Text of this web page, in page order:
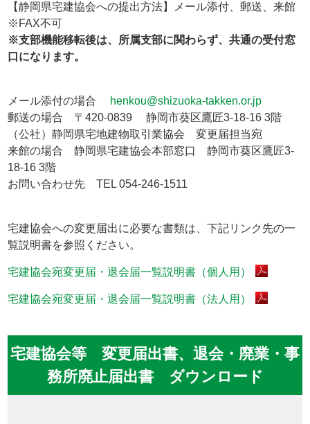
【静岡県宅建協会への提出方法】メール添付、郵送、来館
※FAX不可
※支部機能移転後は、所属支部に関わらず、共通の受付窓
口になります。
メール添付の場合
henkou@shizuoka-takken.or.jp
郵送の場合 〒420-0839 静岡市葵区鷹匠3-18-16 3階
（公社）静岡県宅地建物取引業協会 変更届担当宛
来館の場合 静岡県宅建協会本部窓口 静岡市葵区鷹匠3-
18-16 3階
お問い合わせ先 TEL 054-246-1511
宅建協会への変更届出に必要な書類は、下記リンク先の一
覧説明書を参照ください。
宅建協会宛変更届・退会届一覧説明書（個人用）
宅建協会宛変更届・退会届一覧説明書（法人用）
宅建協会等 変更届出書、退会・廃業・事
務所廃止届出書 ダウンロード